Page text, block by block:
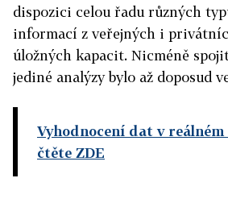
dispozici celou řadu různých
informací z veřejných i
úložných kapacit. Nicméně
jediné analýzy bylo až doposud
Vyhodnocení dat v reálném
čtěte ZDE